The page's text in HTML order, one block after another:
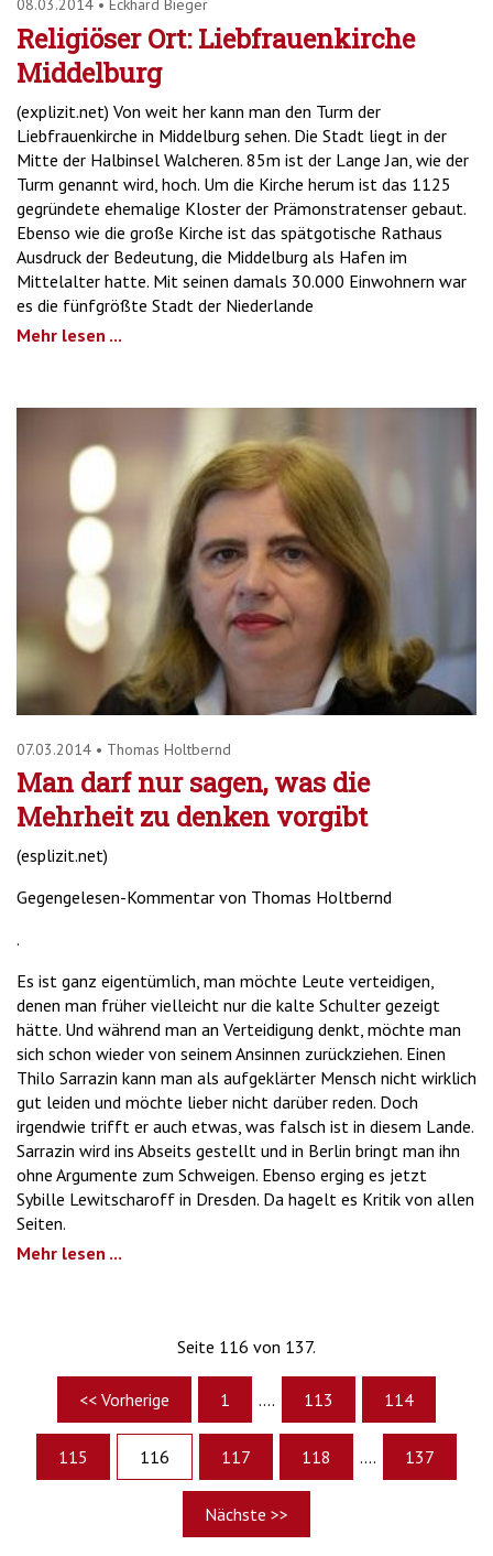
08.03.2014 • Eckhard Bieger
Religiöser Ort: Liebfrauenkirche
Middelburg
(explizit.net) Von weit her kann man den Turm der
Liebfrauenkirche in Middelburg sehen. Die Stadt liegt in der
Mitte der Halbinsel Walcheren. 85m ist der Lange Jan, wie der
Turm genannt wird, hoch. Um die Kirche herum ist das 1125
gegründete ehemalige Kloster der Prämonstratenser gebaut.
Ebenso wie die große Kirche ist das spätgotische Rathaus
Ausdruck der Bedeutung, die Middelburg als Hafen im
Mittelalter hatte. Mit seinen damals 30.000 Einwohnern war
es die fünfgrößte Stadt der Niederlande
Mehr lesen ...
07.03.2014 • Thomas Holtbernd
Man darf nur sagen, was die
Mehrheit zu denken vorgibt
(esplizit.net)
Gegengelesen-Kommentar von Thomas Holtbernd
.
Es ist ganz eigentümlich, man möchte Leute verteidigen,
denen man früher vielleicht nur die kalte Schulter gezeigt
hätte. Und während man an Verteidigung denkt, möchte man
sich schon wieder von seinem Ansinnen zurückziehen. Einen
Thilo Sarrazin kann man als aufgeklärter Mensch nicht wirklich
gut leiden und möchte lieber nicht darüber reden. Doch
irgendwie trifft er auch etwas, was falsch ist in diesem Lande.
Sarrazin wird ins Abseits gestellt und in Berlin bringt man ihn
ohne Argumente zum Schweigen. Ebenso erging es jetzt
Sybille Lewitscharoff in Dresden. Da hagelt es Kritik von allen
Seiten.
Mehr lesen ...
Seite 116 von 137.
<< Vorherige 1 .... 113 114
115 116 117 118 .... 137
Nächste >>